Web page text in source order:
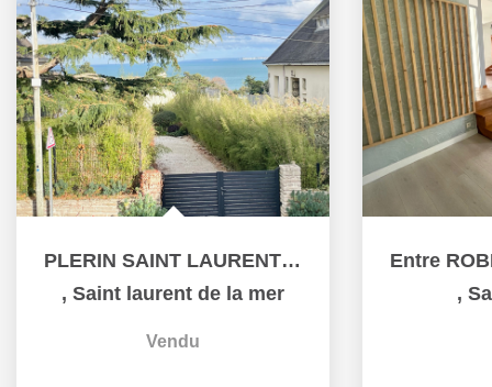
PLERIN SAINT LAURENT DE LA MER, belle maison en pierre avec...
, Saint laurent de la mer
Vendu
,